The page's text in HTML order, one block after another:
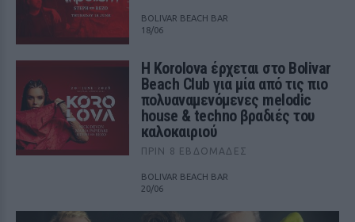
BOLIVAR BEACH BAR
18/06
Η Korolova έρχεται στο Bolivar
Beach Club για μία από τις πιο
πολυαναμενόμενες melodic
house & techno βραδιές του
καλοκαιριού
ΠΡΙΝ 8 ΕΒΔΟΜΆΔΕΣ
BOLIVAR BEACH BAR
20/06